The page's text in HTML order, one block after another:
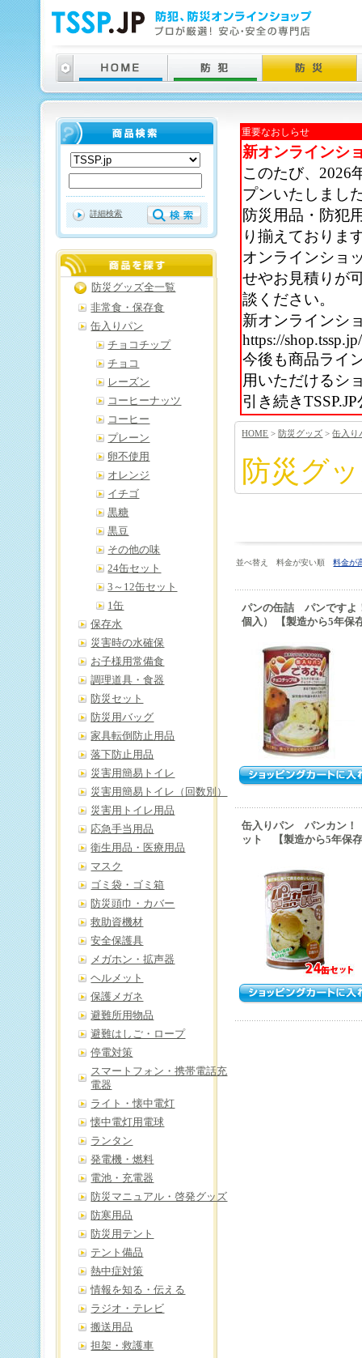
重要なおしらせ
新オンラインシ
このたび、2026
プンいたしまし
防災用品・防犯
り揃えておりま
オンラインショ
せやお見積りが
談ください。
新オンラインシ
https://shop.tssp.jp/
今後も商品ライ
用いただけるシ
引き続き
HOME >防災グッズ >缶入り
防災グ
並べ替え 料金が安い順料金が
パンの缶詰 パンですよ
個入） 【製造から5年保
缶入りパン パンカン
ット 【製造から5年保
詳細検索
防災グッズ全一覧
非常食・保存食
缶入りパン
チョコチップ
チョコ
レーズン
コーヒーナッツ
コーヒー
プレーン
卵不使用
オレンジ
イチゴ
黒糖
黒豆
その他の味
24缶セット
3～12缶セット
1缶
保存水
災害時の水確保
お子様用常備食
調理道具・食器
防災セット
防災用バッグ
家具転倒防止用品
落下防止用品
災害用簡易トイレ
災害用簡易トイレ（回数別）
災害用トイレ用品
応急手当用品
衛生用品・医療用品
マスク
ゴミ袋・ゴミ箱
防災頭巾・カバー
救助資機材
安全保護具
メガホン・拡声器
ヘルメット
保護メガネ
避難所用物品
避難はしご・ロープ
停電対策
スマートフォン・携帯電話充
電器
ライト・懐中電灯
懐中電灯用電球
ランタン
発電機・燃料
電池・充電器
防災マニュアル・啓発グッズ
防寒用品
防災用テント
テント備品
熱中症対策
情報を知る・伝える
ラジオ・テレビ
搬送用品
担架・救護車